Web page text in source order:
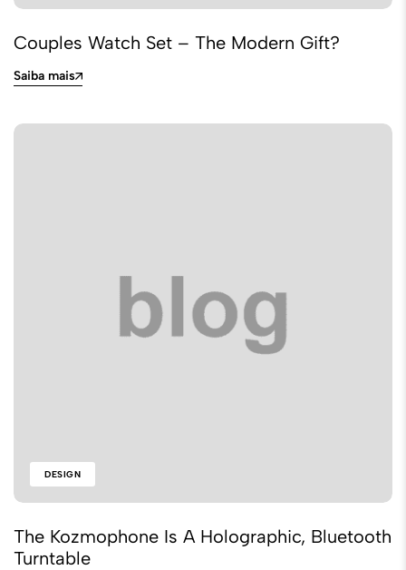
Couples Watch Set – The Modern Gift?
Saiba mais
DESIGN
The Kozmophone Is A Holographic, Bluetooth
Turntable